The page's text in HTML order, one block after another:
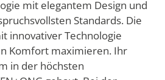
mit elegantem Design und
Standards. Die
innovativer Technologie
Komfort maximieren. Ihr
in der höchsten